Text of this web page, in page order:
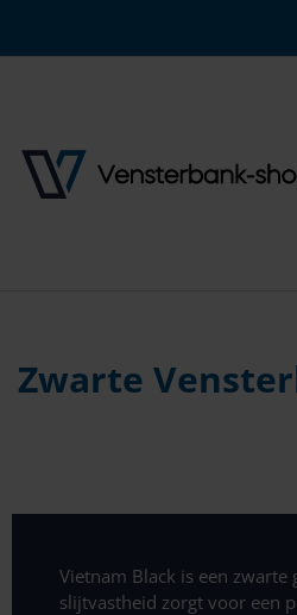
Zwarte
Vietnam Black is een
slijtvastheid zorgt voor een